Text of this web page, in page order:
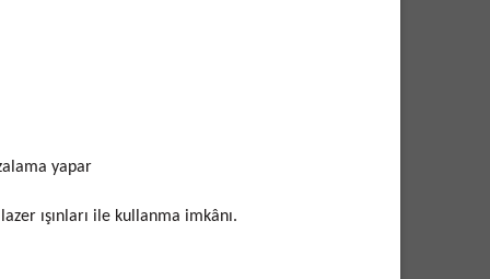
yapar
ışınları ile kullanma imkânı.